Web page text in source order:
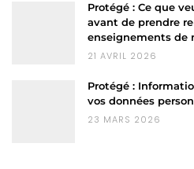
Protégé : Ce que
avant de prendre
enseignements de
21 AVRIL 2026
Protégé :
vos données
23 MARS 2026